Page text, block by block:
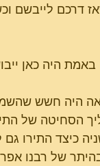
דרכם לייבשם
היה כאן
היה חשש
הסחיטה של
כיצד התירו
של רבנו